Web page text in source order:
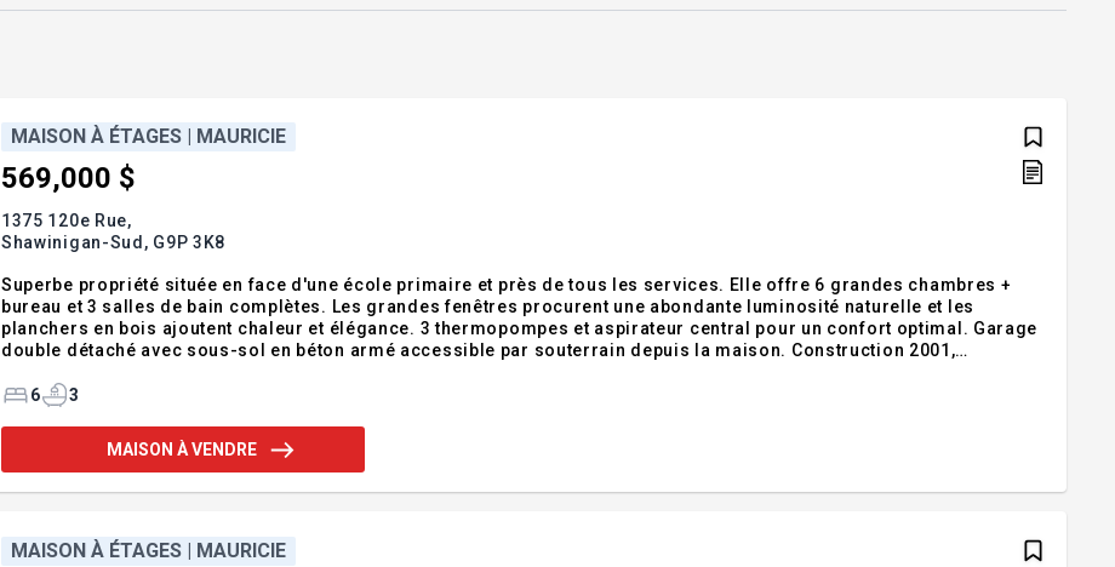
MAISON À ÉTAGES | MAURICIE
569,000 $
1375 120e Rue,
Shawinigan-Sud, G9P 3K8
Superbe propriété située en face d'une école primaire et près de tous les services. Elle offre 6 grandes chambres +
bureau et 3 salles de bain complètes. Les grandes fenêtres procurent une abondante luminosité naturelle et les
planchers en bois ajoutent chaleur et élégance. 3 thermopompes et aspirateur central pour un confort optimal. Garage
double détaché avec sous-sol en béton armé accessible par souterrain depuis la maison. Construction 2001,
opportunités.Maison en brique sur le
6 3
MAISON À VENDRE
MAISON À ÉTAGES | MAURICIE